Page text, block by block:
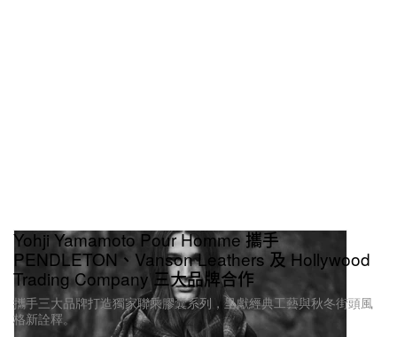
Yohji Yamamoto Pour Homme 攜手
PENDLETON、Vanson Leathers 及 Hollywood
Trading Company 三大品牌合作
攜手三大品牌打造獨家聯乘膠囊系列，呈獻經典工藝與秋冬街頭風
格新詮釋。